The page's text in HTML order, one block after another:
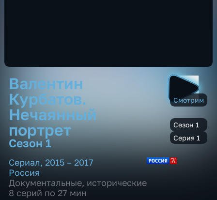
Валентин
Курбатов.
Нечаянный
портрет
Сезон 1
Смотрим
Сезон 1
Серия 1
Сериал, 2015 – 2017
Россия
Документальные, исторические
8 серий по 27 мин